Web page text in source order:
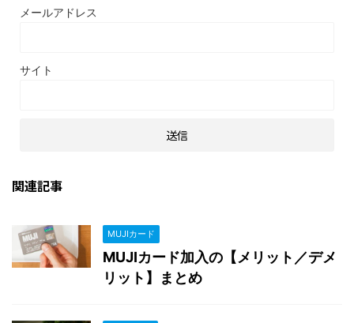
メールアドレス
サイト
関連記事
MUJIカード
MUJIカード加入の【メリット／デメ
リット】まとめ